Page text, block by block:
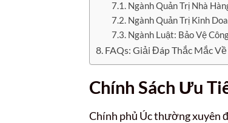
Ngành Quản Trị Nhà
Ngành Quản Trị Kinh
Ngành Luật: Bảo Vệ
FAQs: Giải Đáp Thắc Mắc
Chính Sách Ưu
Chính phủ Úc thường xuyên